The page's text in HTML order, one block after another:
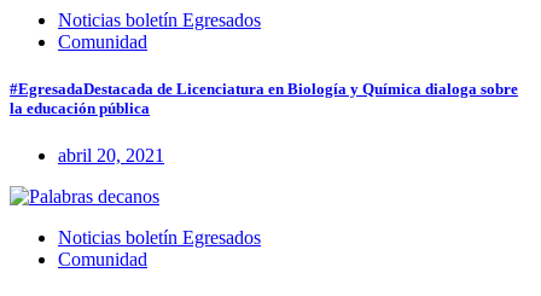
Noticias boletín Egresados
Comunidad
#EgresadaDestacada de Licenciatura en Biología y Química dialoga sobre
la educación pública
abril 20, 2021
Noticias boletín Egresados
Comunidad